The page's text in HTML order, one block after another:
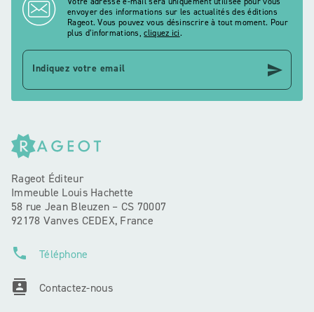
envoyer des informations sur les actualités des éditions
Rageot. Vous pouvez vous désinscrire à tout moment. Pour
plus d’informations,cliquez ici.
Indiquez votre email send
Rageot Éditeur
Immeuble Louis Hachette
58 rue Jean Bleuzen – CS 70007
92178 Vanves CEDEX, France
phone Téléphone
contacts Contactez-nous